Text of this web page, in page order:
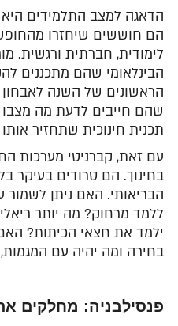
הדאגה למצב התלמידים
הם חוששים שיחזרו
לימודית, חברתית ורגשית.
הבינלאומי שהם מתכננים
הראשונים של השנה
שהם חייבים לדעת מה
תכנית חינוכית שתחזיר
עם זאת, קברניטי מערכות
בחינוך. הם טרודים בעיקר
הבריאותי. האם ניתן לשמור
ללמד מרחוק? מה יותר
ילמד את חצאי הכיתות?
בחירה ומה יהיה עם
פנסילבניה: מחלקים